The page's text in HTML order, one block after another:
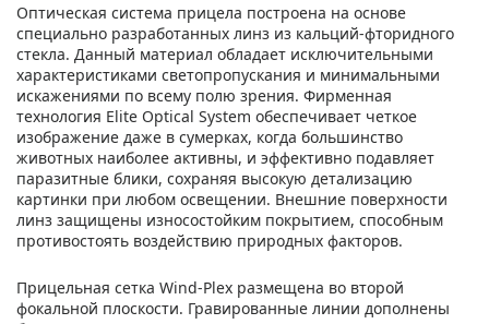
Оптическая система прицела построена на основе
специально разработанных линз из кальций-фторидного
стекла. Данный материал обладает исключительными
характеристиками светопропускания и минимальными
искажениями по всему полю зрения. Фирменная
технология Elite Optical System обеспечивает четкое
изображение даже в сумерках, когда большинство
животных наиболее активны, и эффективно подавляет
паразитные блики, сохраняя высокую детализацию
картинки при любом освещении. Внешние поверхности
линз защищены износостойким покрытием, способным
противостоять воздействию природных факторов.
Прицельная сетка Wind-Plex размещена во второй
фокальной плоскости. Гравированные линии дополнены